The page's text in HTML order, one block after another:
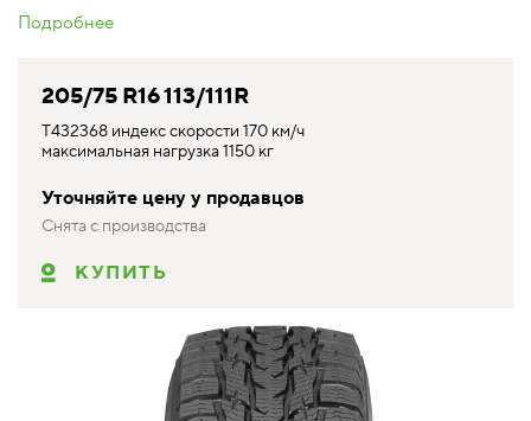
Подробнее
205/75 R16 113/111R
T432368 индекс скорости 170 км/ч
максимальная нагрузка 1150 кг
Уточняйте цену у продавцов
Снята с производства
КУПИТЬ